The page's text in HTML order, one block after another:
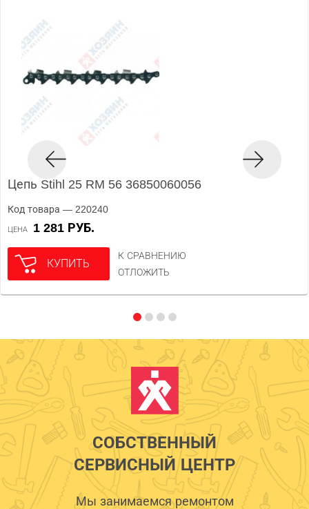
Цепь Stihl 25 RM 56 36850060056
Код товара — 220240
ЦЕНА 1 281 РУБ.
КУПИТЬ
К СРАВНЕНИЮ
ОТЛОЖИТЬ
СОБСТВЕННЫЙ
СЕРВИСНЫЙ ЦЕНТР
Мы занимаемся ремонтом